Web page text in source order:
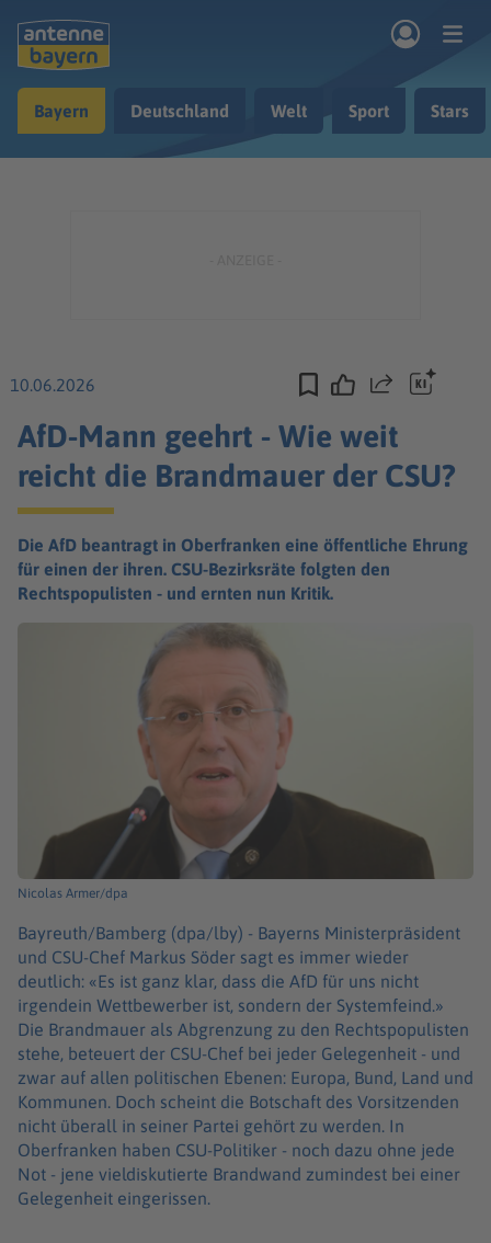
Musik & Radio
Bayern Deutschland Welt Sport Stars
10.06.2026 Teilen
AfD-Mann geehrt - Wie weit
reicht die Brandmauer der CSU?
Die AfD beantragt in Oberfranken eine öffentliche Ehrung
für einen der ihren. CSU-Bezirksräte folgten den
Rechtspopulisten - und ernten nun Kritik.
Nicolas Armer/dpa
Bayreuth/Bamberg (dpa/lby) - Bayerns Ministerpräsident
und CSU-Chef Markus Söder sagt es immer wieder
deutlich: «Es ist ganz klar, dass die AfD für uns nicht
irgendein Wettbewerber ist, sondern der Systemfeind.»
Die Brandmauer als Abgrenzung zu den Rechtspopulisten
stehe, beteuert der CSU-Chef bei jeder Gelegenheit - und
zwar auf allen politischen Ebenen: Europa, Bund, Land und
Kommunen. Doch scheint die Botschaft des Vorsitzenden
nicht überall in seiner Partei gehört zu werden. In
Oberfranken haben CSU-Politiker - noch dazu ohne jede
Not - jene vieldiskutierte Brandwand zumindest bei einer
Gelegenheit eingerissen.